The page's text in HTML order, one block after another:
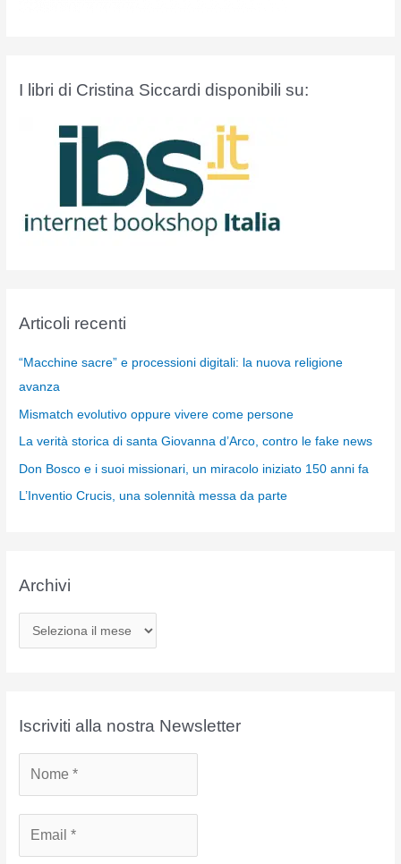
I libri di Cristina Siccardi disponibili su:
Articoli recenti
“Macchine sacre” e processioni digitali: la nuova religione
avanza
Mismatch evolutivo oppure vivere come persone
La verità storica di santa Giovanna d’Arco, contro le fake news
Don Bosco e i suoi missionari, un miracolo iniziato 150 anni fa
L’Inventio Crucis, una solennità messa da parte
Archivi
r
iIscriviti alla nostra Newsletter